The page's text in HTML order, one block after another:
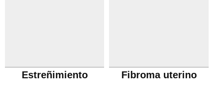
Estreñimiento Fibroma uterino